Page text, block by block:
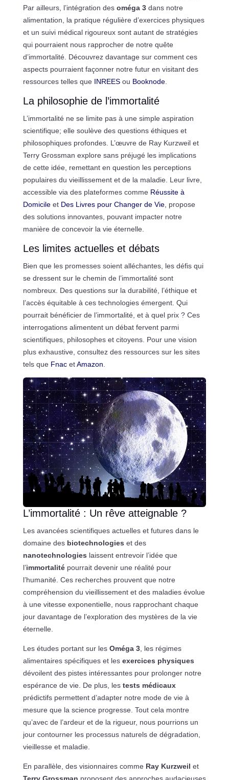
Par ailleurs, l’intégration des oméga 3dans notre
alimentation, la pratique régulière d’exercices physiques
et un suivi médical rigoureux sont autant de stratégies
qui pourraient nous rapprocher de notre quête
d’immortalité. Découvrez davantage sur comment ces
aspects pourraient façonner notre futur en visitant des
ressources telles que INREESou Booknode.
La philosophie de l’immortalité
L’immortalité ne se limite pas à une simple aspiration
scientifique; elle soulève des questions éthiques et
philosophiques profondes. L’œuvre de Ray Kurzweil et
Terry Grossman explore sans préjugé les implications
de cette idée, remettant en question les perceptions
populaires du vieillissement et de la maladie. Leur livre,
accessible via des plateformes comme Réussite à
Domicileet Des Livres pour Changer de Vie, propose
des solutions innovantes, pouvant impacter notre
manière de concevoir la vie éternelle.
Les limites actuelles et débats
Bien que les promesses soient alléchantes, les défis qui
se dressent sur le chemin de l’immortalité sont
nombreux. Des questions sur la durabilité, l’éthique et
l’accès équitable à ces technologies émergent. Qui
pourrait bénéficier de l’immortalité, et à quel prix ? Ces
interrogations alimentent un débat fervent parmi
scientifiques, philosophes et citoyens. Pour une vision
plus exhaustive, consultez des ressources sur les sites
tels que FnacetAmazon
L’immortalité : Un rêve atteignable ?
Les avancées scientifiques actuelles et futures dans le
domaine des biotechnologies et des
nanotechnologies laissent entrevoir l’idée que
l’immortalitépourrait devenir une réalité pour
l’humanité. Ces recherches prouvent que notre
compréhension du vieillissement et des maladies évolue
à une vitesse exponentielle, nous rapprochant chaque
jour davantage de l’exploration des mystères de la vie
éternelle.
Les études portant sur les Oméga 3, les régimes
alimentaires spécifiques et les exercices physiques
dévoilent des pistes intéressantes pour prolonger notre
espérance de vie. De plus, les tests médicaux
prédictifs permettent d’adapter notre mode de vie à
mesure que la science progresse. Tout cela montre
qu’avec de l’ardeur et de la rigueur, nous pourrions un
jour contourner les processus naturels de dégradation,
vieillesse et maladie.
En parallèle, des visionnaires comme Ray Kurzweil et